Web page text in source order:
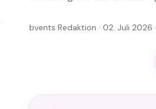
bvents Redaktion · 02. Juli 2026